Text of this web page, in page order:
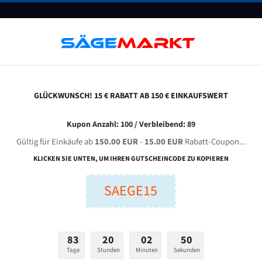
FAQ GUTSCHEINE BLOG KONTAKT
FU RF - 331 AA - Optional für 4100 mm Bi-Metall
Breite (mm):
GLÜCKWUNSCH! 15 € RABATT AB 150 € EINKAUFSWERT
Kupon Anzahl: 100 / Verbleibend: 89
Gültig für Einkäufe ab150.00 EUR- 15.00 EURRabatt-Coupon...
KLICKEN SIE UNTEN, UM IHREN GUTSCHEINCODE ZU KOPIEREN
SAEGE15
83
Tage
20
Stunden
02
Minuten
49
Sekunden